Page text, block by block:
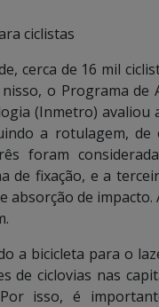
ciclistas
cerca de 16 mil
o Programa
(Inmetro) avaliou
a rotulagem,
foram
de fixação, e a
absorção de
a bicicleta para o
de ciclovias nas
isso, é